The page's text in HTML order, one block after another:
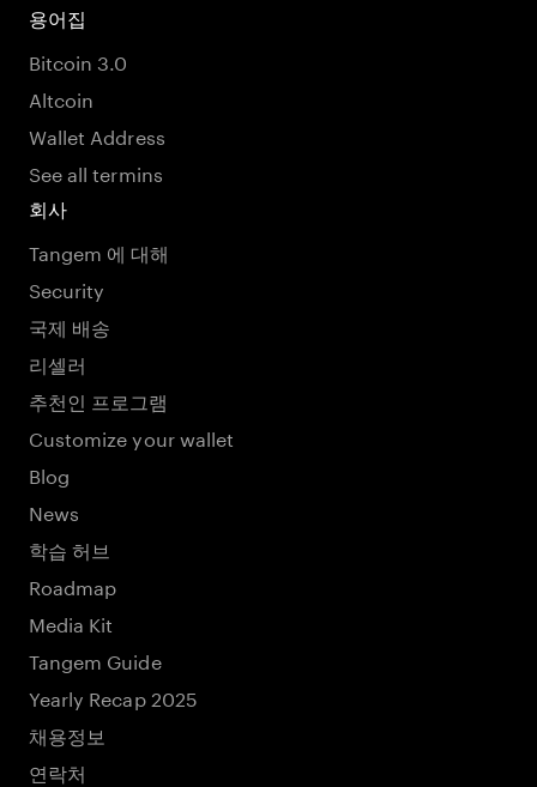
용어집
Bitcoin 3.0
Altcoin
Wallet Address
See all termins
회사
Tangem 에 대해
Security
국제 배송
리셀러
추천인 프로그램
Customize your wallet
Blog
News
학습 허브
Roadmap
Media Kit
Tangem Guide
Yearly Recap 2025
채용정보
연락처